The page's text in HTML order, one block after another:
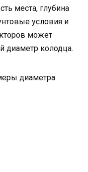
места, глубина
условия и
может
диаметр колодца.
диаметра